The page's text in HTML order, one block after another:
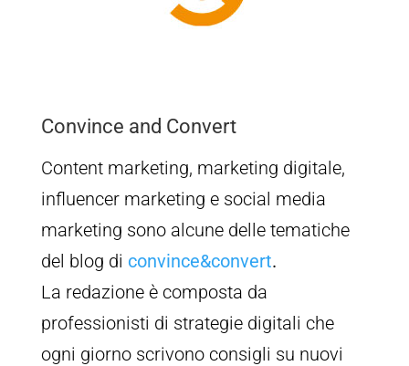
Convince and Convert
Content marketing, marketing digitale,
influencer marketing e social media
marketing sono alcune delle tematiche
del blog di convince&convert.
La redazione è composta da
professionisti di strategie digitali che
ogni giorno scrivono consigli su nuovi